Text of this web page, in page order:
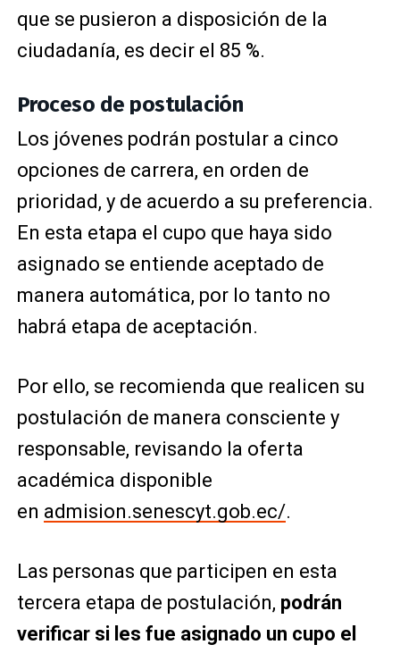
que se pusieron a disposición de la
ciudadanía, es decir el 85 %.
Proceso de postulación
Los jóvenes podrán postular a cinco
opciones de carrera, en orden de
prioridad, y de acuerdo a su preferencia.
En esta etapa el cupo que haya sido
asignado se entiende aceptado de
manera automática, por lo tanto no
habrá etapa de aceptación.
Por ello, se recomienda que realicen su
postulación de manera consciente y
responsable, revisando la oferta
académica disponible
en admision.senescyt.gob.ec/.
Las personas que participen en esta
tercera etapa de postulación, podrán
verificar si les fue asignado un cupo el